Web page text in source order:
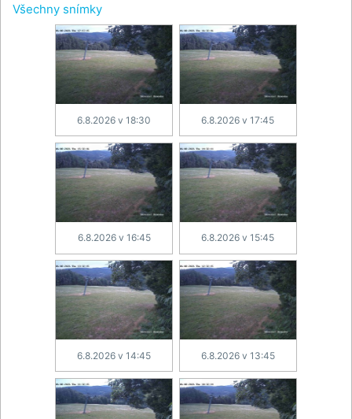
Všechny snímky
6.8.2026 v 18:30 6.8.2026 v 17:45
6.8.2026 v 16:45 6.8.2026 v 15:45
6.8.2026 v 14:45 6.8.2026 v 13:45